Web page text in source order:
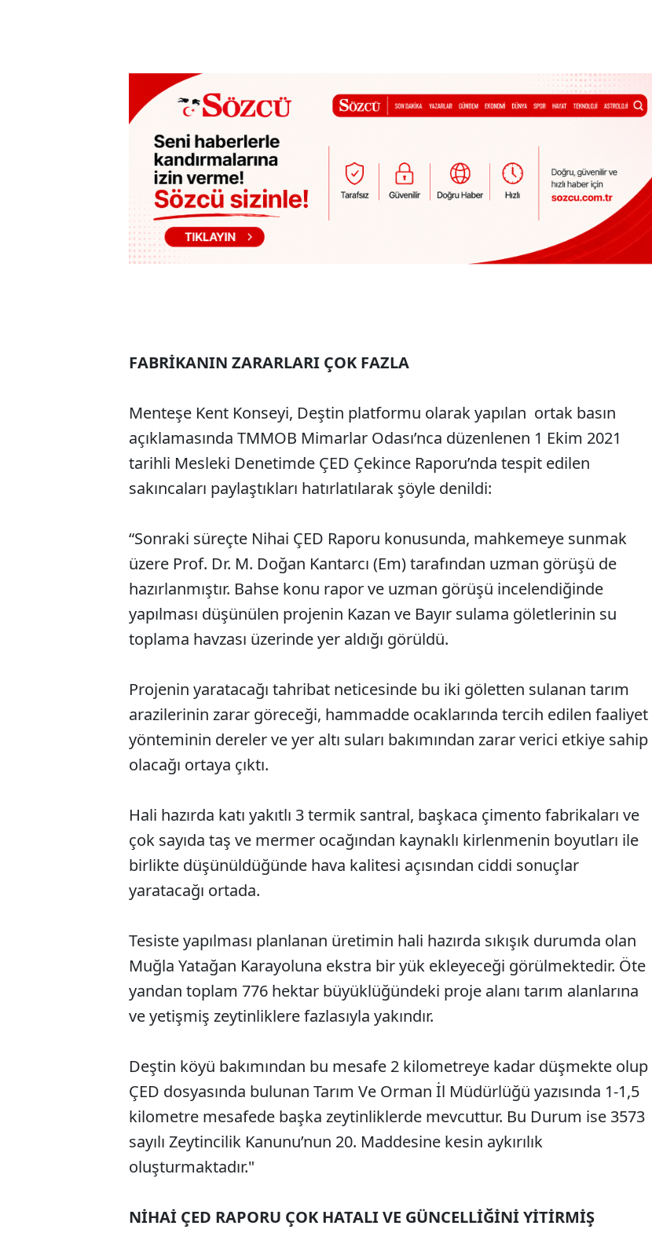
FABRİKANIN ZARARLARI ÇOK FAZLA
Menteşe Kent Konseyi, Deştin platformu olarak yapılan ortak basın
açıklamasında TMMOB Mimarlar Odası’nca düzenlenen 1 Ekim 2021
tarihli Mesleki Denetimde ÇED Çekince Raporu’nda tespit edilen
sakıncaları paylaştıkları hatırlatılarak şöyle denildi:
“Sonraki süreçte Nihai ÇED Raporu konusunda, mahkemeye sunmak
üzere Prof. Dr. M. Doğan Kantarcı (Em) tarafından uzman görüşü de
hazırlanmıştır. Bahse konu rapor ve uzman görüşü incelendiğinde
yapılması düşünülen projenin Kazan ve Bayır sulama göletlerinin su
toplama havzası üzerinde yer aldığı görüldü.
Projenin yaratacağı tahribat neticesinde bu iki göletten sulanan tarım
arazilerinin zarar göreceği, hammadde ocaklarında tercih edilen faaliyet
yönteminin dereler ve yer altı suları bakımından zarar verici etkiye sahip
olacağı ortaya çıktı.
Hali hazırda katı yakıtlı 3 termik santral, başkaca çimento fabrikaları ve
çok sayıda taş ve mermer ocağından kaynaklı kirlenmenin boyutları ile
birlikte düşünüldüğünde hava kalitesi açısından ciddi sonuçlar
yaratacağı ortada.
Tesiste yapılması planlanan üretimin hali hazırda sıkışık durumda olan
Muğla Yatağan Karayoluna ekstra bir yük ekleyeceği görülmektedir. Öte
yandan toplam 776 hektar büyüklüğündeki proje alanı tarım alanlarına
ve yetişmiş zeytinliklere fazlasıyla yakındır.
Deştin köyü bakımından bu mesafe 2 kilometreye kadar düşmekte olup
ÇED dosyasında bulunan Tarım Ve Orman İl Müdürlüğü yazısında 1-1,5
kilometre mesafede başka zeytinliklerde mevcuttur. Bu Durum ise 3573
sayılı Zeytincilik Kanunu’nun 20. Maddesine kesin aykırılık
oluşturmaktadır."
NİHAİ ÇED RAPORU ÇOK HATALI VE GÜNCELLİĞİNİ YİTİRMİŞ